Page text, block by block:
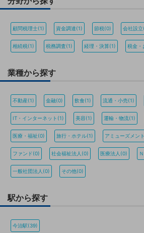
顧問税理士(1) 資金調達(1) 節税(0) 会社設立
相続税(1) 税務調査(1) 経理・決算(1) 税金・
業種から探す
不動産(1) 金融(0) 飲食(1) 流通・小売(1)
IT・インターネット(1) 美容(1) 運輸・物流(1)
医療・福祉(0) 旅行・ホテル(1) アミューズメン
ファンド(0) 社会福祉法人(0) 医療法人(0)
一般社団法人(0) その他(0)
駅から探す
今治駅(39)